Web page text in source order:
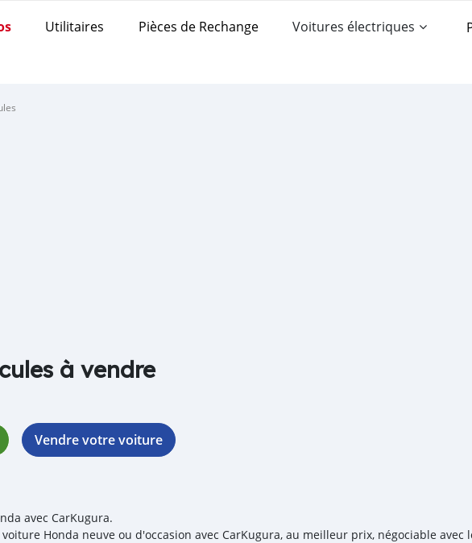
Utilitaires Pièces de Rechange Voitures électriques
à vendre
Vendre votre voiture
avec CarKugura.
Honda neuve ou d'occasion avec CarKugura, au meilleur prix, négociable avec